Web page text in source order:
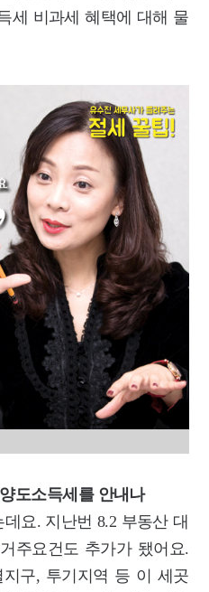
세 비과세 혜택에 대해 물
도소득세를 안내나
요. 지난번 8.2 부동산 대
주요건도 추가가 됐어요.
구, 투기지역 등 이 세곳